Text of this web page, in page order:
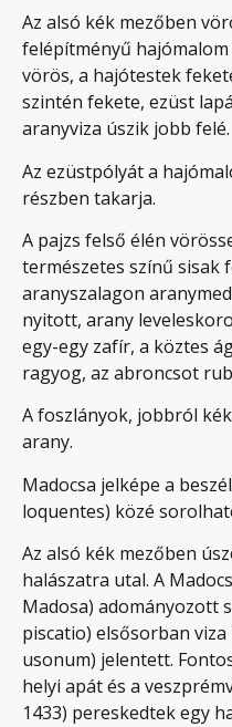
Az alsó kék mezőben
felépítményű
vörös, a hajótestek
szintén fekete, ezüst
aranyviza úszik jobb felé.
Az ezüstpólyát a
részben takarja.
A pajzs felső élén
természetes színű sisak
aranyszalagon
nyitott, arany
egy-egy zafír, a köztes
ragyog, az abroncsot
A foszlányok, jobbról
arany.
Madocsa jelképe a
loquentes) közé
Az alsó kék mezőben
halászatra utal. A
Madosa) adományozott
piscatio) elsősorban
usonum) jelentett.
helyi apát és a
1433) pereskedtek egy